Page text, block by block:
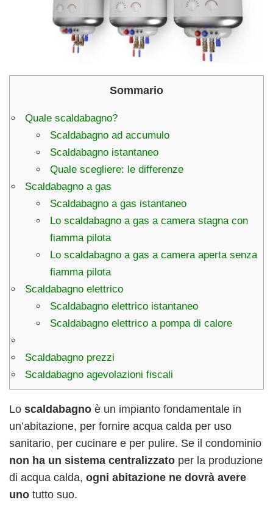
Sommario
Quale scaldabagno?
Scaldabagno ad accumulo
Scaldabagno istantaneo
Quale scegliere: le differenze
Scaldabagno a gas
Scaldabagno a gas istantaneo
Lo scaldabagno a gas a camera stagna con
fiamma pilota
Lo scaldabagno a gas a camera aperta senza
fiamma pilota
Scaldabagno elettrico
Scaldabagno elettrico istantaneo
Scaldabagno elettrico a pompa di calore
Scaldabagno prezzi
Scaldabagno agevolazioni fiscali
Lo scaldabagno è un impianto fondamentale in
un’abitazione, per fornire acqua calda per uso
sanitario, per cucinare e per pulire. Se il condominio
non ha un sistema centralizzato per la produzione
di acqua calda, ogni abitazione ne dovrà avere
uno tutto suo.